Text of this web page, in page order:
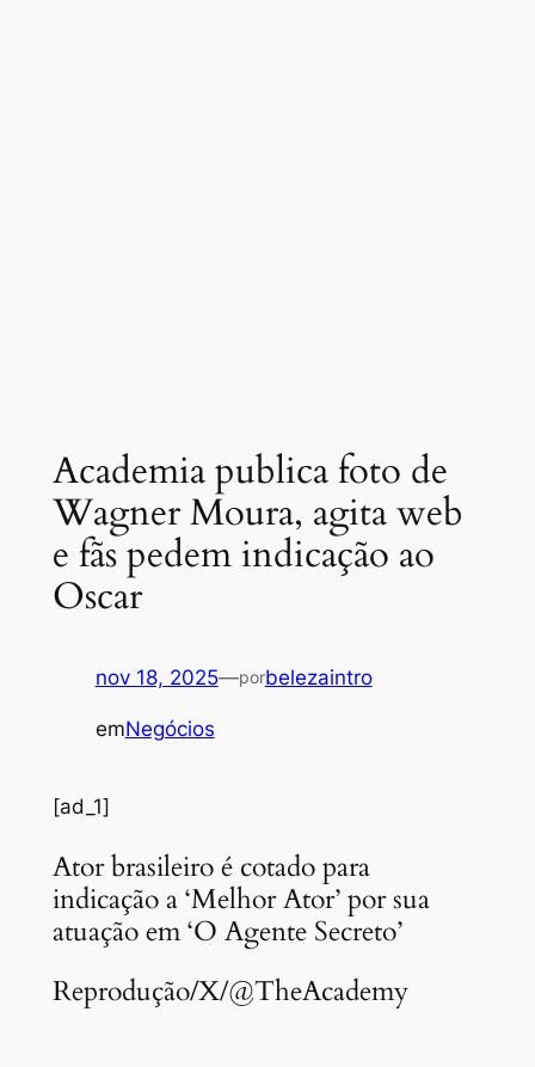
Academia publica foto de
Wagner Moura, agita web
e fãs pedem indicação ao
Oscar
nov 18, 2025—porbelezaintro
emNegócios
[ad_1]
Ator brasileiro é cotado para
indicação a ‘Melhor Ator’ por sua
atuação em ‘O Agente Secreto’
Reprodução/X/@TheAcademy